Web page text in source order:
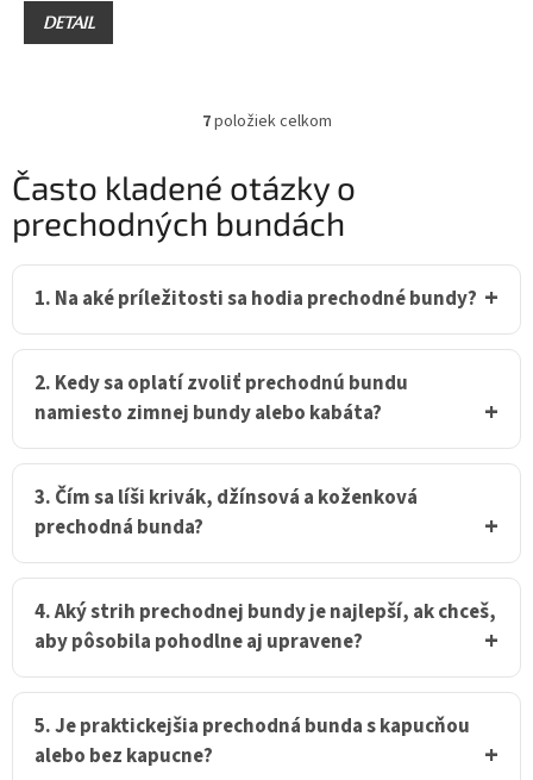
DETAIL
O
l
á
d
a
c
i
e
p
r
v
k
y
v
ý
p
u
7položiek celkom
Často kladené otázky o
prechodných bundách
1. Na aké príležitosti sa hodia prechodné bundy?
2. Kedy sa oplatí zvoliť prechodnú bundu
namiesto zimnej bundy alebo kabáta?
3. Čím sa líši krivák, džínsová a koženková
prechodná bunda?
4. Aký strih prechodnej bundy je najlepší, ak chceš,
aby pôsobila pohodlne aj upravene?
5. Je praktickejšia prechodná bunda s kapucňou
alebo bez kapucne?